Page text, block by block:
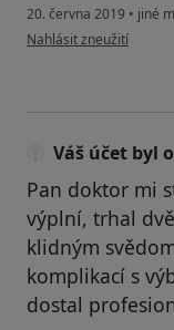
20. června 2019 • jiné
podle názoru uživatele
Nahlásit zneužití
Váš účet byl
Pan doktor mi
výplní, trhal
klidným
komplikací s
dostal